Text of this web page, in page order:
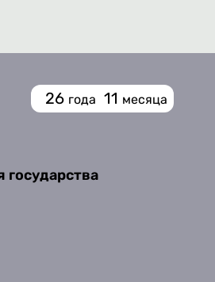
26 года 11 месяца
государства